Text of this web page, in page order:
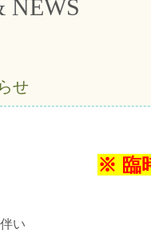
NEWS
せ
※ 臨
い